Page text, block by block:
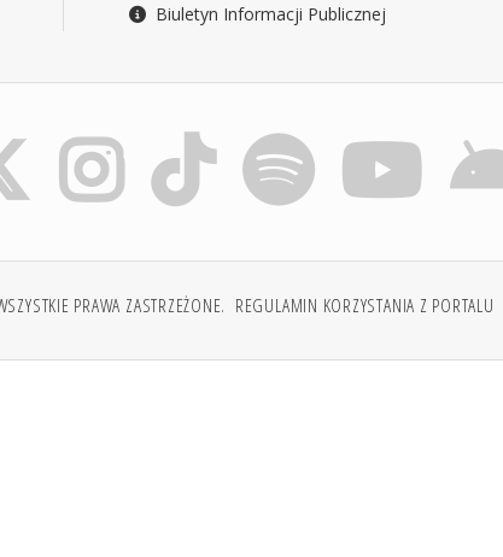
Biuletyn Informacji Publicznej
PRAWA ZASTRZEŻONE. REGULAMIN KORZYSTANIA Z PORTALU